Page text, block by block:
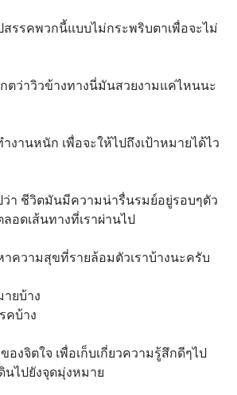
สรรคพวกนี้แบบไม่กระพริบตาเพื่อจะไม่
กตว่าวิวข้างทางนี่มันสวยงามแค่ไหนนะ
งานหนัก เพื่อจะให้ไปถึงเป้าหมายได้ไว
ว่า ชีวิตมันมีความน่ารื่นรมย์อยู่รอบๆตัว
ลอดเส้นทางที่เราผ่านไป
ความสุขที่รายล้อมตัวเราบ้างนะครับ
ยบ้าง
คบ้าง
งจิตใจ เพื่อเก็บเกี่ยวความรู้สึกดีๆไป
นไปยังจุดมุ่งหมาย